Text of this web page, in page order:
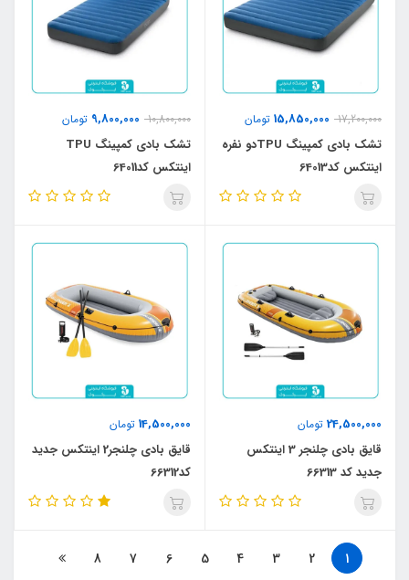
17,200,000
15,850,000 تومان
تشک بادی کمپینگ TPUدو نفره
اینتکس کد64013
10,800,000
9,800,000 تومان
تشک بادی کمپینگ TPU
اینتکس کد64011
24,500,000 تومان
قایق بادی چلنجر 3 اینتکس
جدید کد 66313
14,500,000 تومان
قایق بادی چلنجر2 اینتکس جدید
کد66312
1
2
3
4
5
6
7
8